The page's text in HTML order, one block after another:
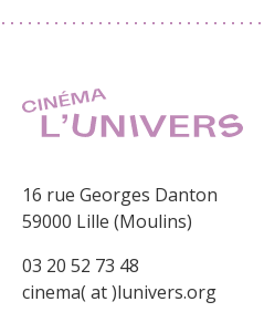
16 rue Georges Danton
59000 Lille (Moulins)
03 20 52 73 48
cinema( at )lunivers.org